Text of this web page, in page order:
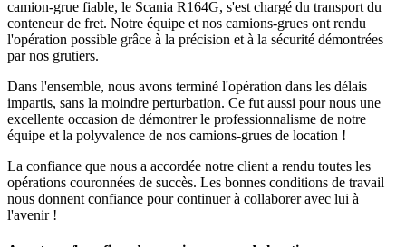
camion-grue fiable, le Scania R164G, s'est chargé du transport du
conteneur de fret. Notre équipe et nos camions-grues ont rendu
l'opération possible grâce à la précision et à la sécurité démontrées
par nos grutiers.
Dans l'ensemble, nous avons terminé l'opération dans les délais
impartis, sans la moindre perturbation. Ce fut aussi pour nous une
excellente occasion de démontrer le professionnalisme de notre
équipe et la polyvalence de nos camions-grues de location !
La confiance que nous a accordée notre client a rendu toutes les
opérations couronnées de succès. Les bonnes conditions de travail
nous donnent confiance pour continuer à collaborer avec lui à
l'avenir !